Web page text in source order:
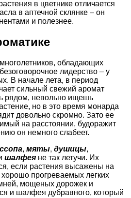
в цветнике отличается
в аптечной склянке – он
и полезнее.
обладающих
лидерство – у
В начале лета, в период
сильный свежий аромат
рядом, невольно ищешь
но в это время монарда
довольно скромно. Зато ее
на расстоянии, будоражит
он немного слабеет.
, мяты, душицы,
шалфея не так летучи. Их
если растения высажены на
прогреваемых легких
мощеных дорожек и
и шалфея дубравного, который